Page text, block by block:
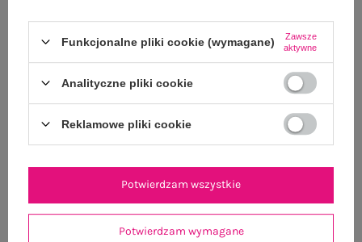
NEWSLETTER
ZAPISZ SIĘ
Funkcjonalne pliki cookie (wymagane)
Zawsze
aktywne
Analityczne pliki cookie
Reklamowe pliki cookie
Potwierdzam wymagane
Potwierdzam wszystkie